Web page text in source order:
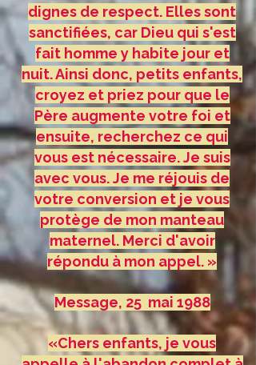
dignes de respect. Elles sont
sanctifiées, car Dieu qui s'est
fait homme y habite jour et
nuit. Ainsi donc, petits enfants,
croyez et priez pour que le
Père augmente votre foi et
ensuite, recherchez ce qui
vous est nécessaire. Je suis
avec vous. Je me réjouis de
votre conversion et je vous
protège de mon manteau
maternel. Merci d'avoir
répondu à mon appel. »
Message, 25 mai 1988
«Chers enfants, je vous